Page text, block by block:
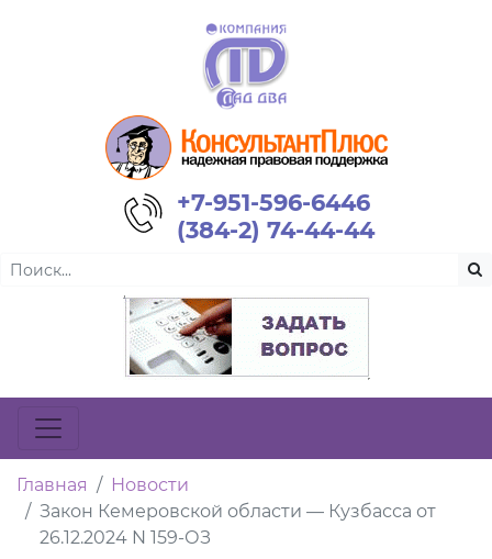
+7-951-596-6446
(384-2) 74-44-44
Главная
Новости
Закон Кемеровской области — Кузбасса от
26.12.2024 N 159-ОЗ